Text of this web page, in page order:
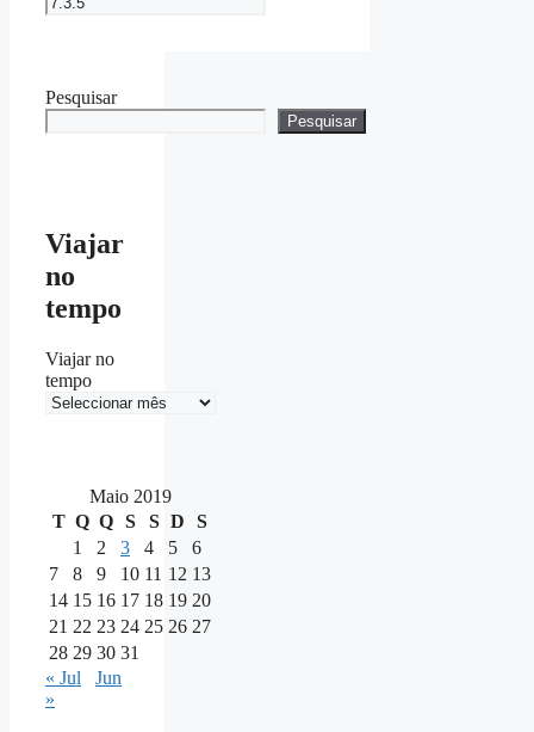
Pesquisar
Pesquisar
Viajar
no
tempo
Viajar no
tempo
Maio 2019
T Q Q S S D
S
1
2 3 4 5
6
7
8 9 10 11 12 13
14 15 16 17 18 19 20
21 22 23 24 25 26 27
28 29 30 31
« Jul
Jun
»